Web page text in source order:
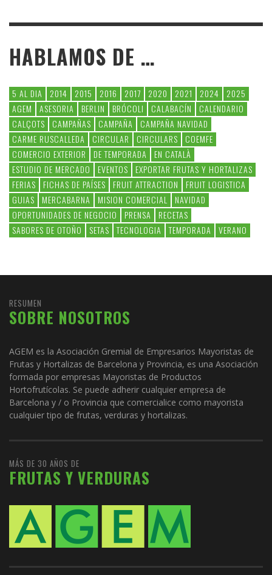
HABLAMOS DE …
5 AL DIA 2014 2015 2016 2017 2020 2021 2024
2025
AGEM
ASESORIA BERLIN BRÓCOLI CALABACÍN
CALENDARIO
CALÇOTS
CAMPAÑAS CAMPAÑA
CAMPAÑA NAVIDAD
CARME RUSCALLEDA
CIRCULAR CIRCULARS
COEMFE
COMERCIO EXTERIOR
DE TEMPORADA
EN CATALÀ
ESTUDIO DE MERCADO
EVENTOS
EXPORTAR FRUTAS Y HORTALIZAS
FERIAS
FICHAS DE PAÍSES FRUIT ATTRACTION
FRUIT LOGISTICA
GUIAS
MERCABARNA MISION COMERCIAL
NAVIDAD
OPORTUNIDADES DE NEGOCIO
PRENSA
RECETAS
SABORES DE OTOÑO
SETAS TECNOLOGIA TEMPORADA VERANO
RESUMEN
SOBRE NOSOTROS
AGEM es la Asociación Gremial de Empresarios Mayoristas de
Frutas y Hortalizas de Barcelona y Provincia, es una Asociación
formada por empresas Mayoristas de Productos
Hortofrutícolas. Se puede adherir cualquier empresa de
Barcelona y / o Provincia que comercialice como mayorista
cualquier tipo de frutas, verduras y hortalizas.
MÁS DE 30 AÑOS DE
FRUTAS Y VERDURAS